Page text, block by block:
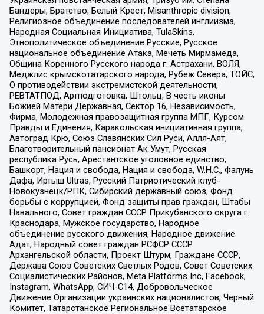
Бандеры, Братство, Белый Крест, Misanthropic division,
Религиозное объединение последователей инглиизма,
Народная Социальная Инициатива, TulaSkins,
Этнополитическое объединение Русские, Русское
национальное объединение Атака, Мечеть Мирмамеда,
Община Коренного Русского народа г. Астрахани, ВОЛЯ,
Меджлис крымскотатарского народа, Рубеж Севера, ТОЙС,
О противодействии экстремистской деятельности,
РЕВТАТПОД, Артподготовка, Штольц, В честь иконы
Божией Матери Державная, Сектор 16, Независимость,
Фирма, Молодежная правозащитная группа МПГ, Курсом
Правды и Единения, Каракольская инициативная группа,
Автоград Крю, Союз Славянских Сил Руси, Алля-Аят,
Благотворительный пансионат Ак Умут, Русская
республика Русь, Арестантское уголовное единство,
Башкорт, Нация и свобода, Нация и свобода, W.H.С., Фалунь
Дафа, Иртыш Ultras, Русский Патриотический клуб-
Новокузнецк/РПК, Сибирский державный союз, Фонд
борьбы с коррупцией, Фонд защиты прав граждан, Штабы
Навального, Совет граждан СССР Прикубанского округа г.
Краснодара, Мужское государство, Народное
объединение русского движения, Народное движение
Адат, Народный совет граждан РСФСР СССР
Архангельской области, Проект Штурм, Граждане СССР,
Держава Союз Советских Светлых Родов, Совет Советских
Социалистических Районов, Meta Platforms Inc, Facebook,
Instagram, WhatsApp, СИЧ-С14, Добровольческое
Движение Организации украинских националистов, Черный
Комитет, Татарстанское Региональное Всетатарское